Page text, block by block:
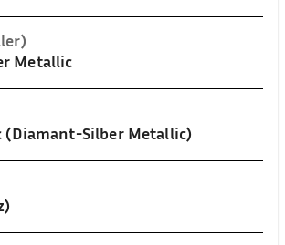
Metallic
(Diamant-Silber Metallic)